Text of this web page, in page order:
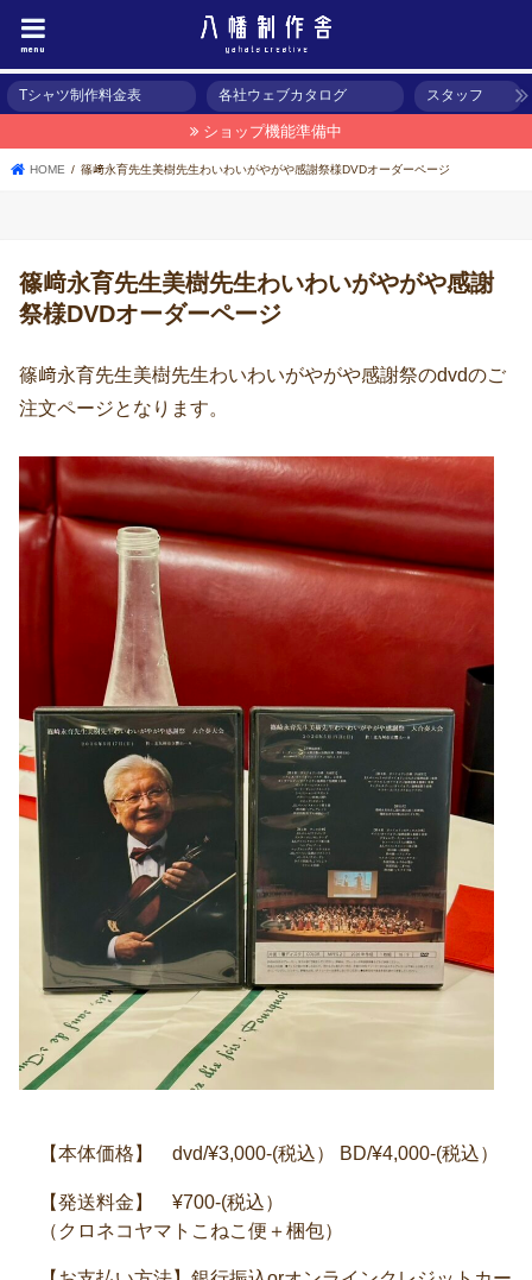
menu
Tシャツ制作料金表 各社ウェブカタログ スタッフ
ショップ機能準備中
HOME 篠﨑永育先生美樹先生わいわいがやがや感謝祭様DVDオーダーページ
篠﨑永育先生美樹先生わいわいがやがや感謝
祭様DVDオーダーページ
篠﨑永育先生美樹先生わいわいがやがや感謝祭のdvdのご
注文ページとなります。
【本体価格】 dvd/¥3,000-(税込） BD/¥4,000-(税込）
【発送料金】 ¥700-(税込）
（クロネコヤマトこねこ便＋梱包）